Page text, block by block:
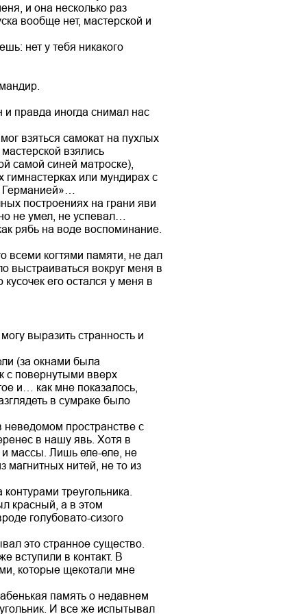
и она несколько раз
вообще нет, мастерской и
нет у тебя никакого
правда иногда снимал нас
взяться самокат на пухлых
взялись
самой синей матроске),
гимнастерках или мундирах с
построениях на грани яви
не умел, не успевал…
рябь на воде воспоминание.
всеми когтями памяти, не дал
выстраиваться вокруг меня в
его остался у меня в
выразить странность и
(за окнами была
с повернутыми вверх
и… как мне показалось,
в сумраке было
пространстве с
в нашу явь. Хотя в
массы. Лишь еле-еле, не
магнитных нитей, не то из
треугольника.
красный, а в этом
голубовато-сизого
это странное существо.
вступили в контакт. В
которые щекотали мне
память о недавнем
И все же испытывал